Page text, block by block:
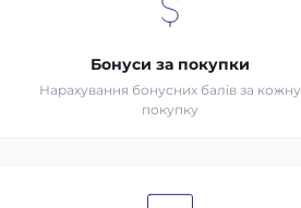
Бонуси за покупки
Нарахування бонусних балів за кожну
покупку